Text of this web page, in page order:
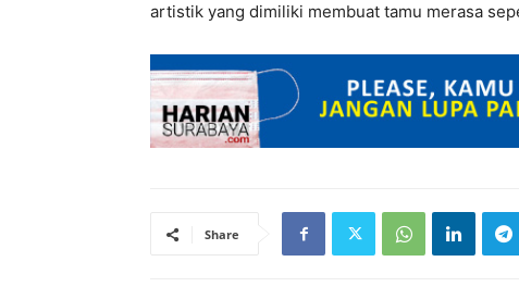
artistik yang dimiliki membuat tamu merasa
Share